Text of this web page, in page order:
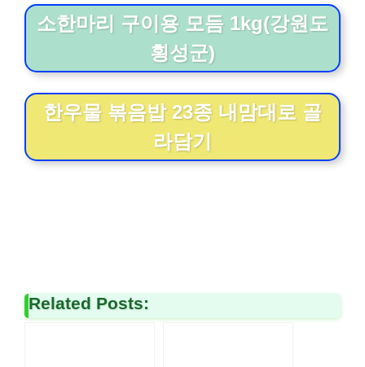
소한마리 구이용 모듬 1kg(강원도
횡성군)
한우물 볶음밥 23종 내맘대로 골
라담기
Related Posts: